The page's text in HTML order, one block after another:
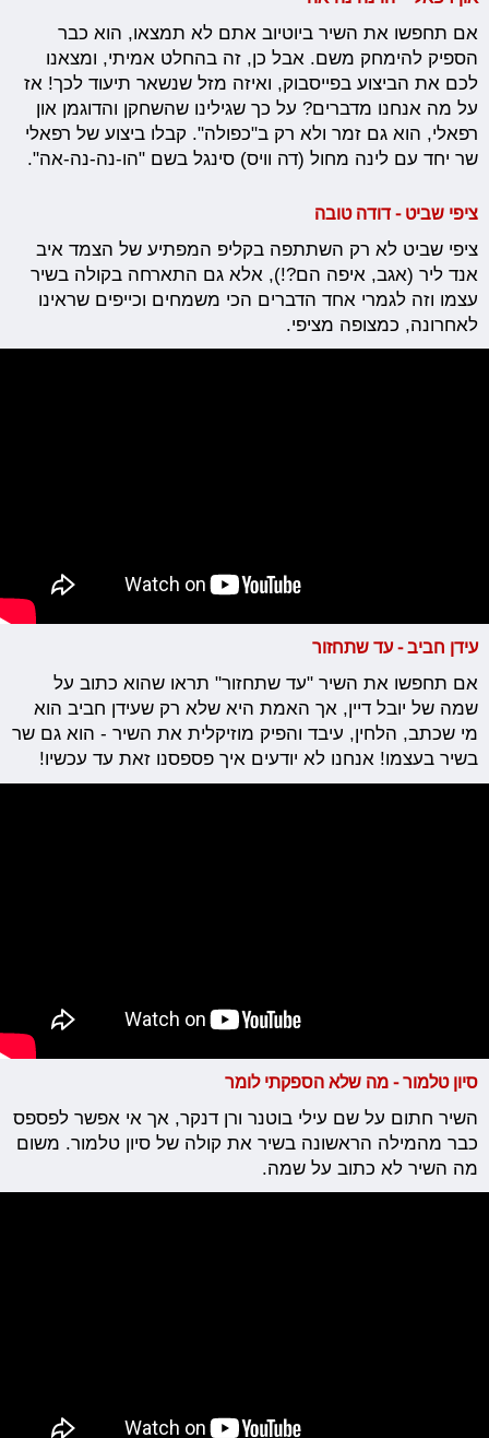
אם תחפשו את השיר ביוטיוב אתם לא תמצאו, הוא כבר
הספיק להימחק משם. אבל כן, זה בהחלט אמיתי, ומצאנו
לכם את הביצוע בפייסבוק, ואיזה מזל שנשאר תיעוד לכך! אז
על מה אנחנו מדברים? על כך שגילינו שהשחקן והדוגמן און
רפאלי, הוא גם זמר ולא רק ב"כפולה". קבלו ביצוע של רפאלי
שר יחד עם לינה מחול (דה וויס) סינגל בשם "הו-נה-נה-אה".
ציפי שביט - דודה טובה
ציפי שביט לא רק השתתפה בקליפ המפתיע של הצמד איב
אנד ליר (אגב, איפה הם?!), אלא גם התארחה בקולה בשיר
עצמו וזה לגמרי אחד הדברים הכי משמחים וכייפים שראינו
לאחרונה, כמצופה מציפי.
עידן חביב - עד שתחזור
אם תחפשו את השיר "עד שתחזור" תראו שהוא כתוב על
שמה של יובל דיין, אך האמת היא שלא רק שעידן חביב הוא
מי שכתב, הלחין, עיבד והפיק מוזיקלית את השיר - הוא גם שר
בשיר בעצמו! אנחנו לא יודעים איך פספסנו זאת עד עכשיו!
סיון טלמור - מה שלא הספקתי לומר
השיר חתום על שם עילי בוטנר ורן דנקר, אך אי אפשר לפספס
כבר מהמילה הראשונה בשיר את קולה של סיון טלמור. משום
מה השיר לא כתוב על שמה.